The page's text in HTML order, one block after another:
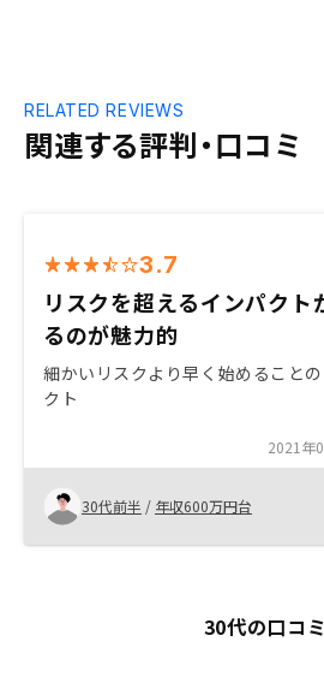
関連する評判・口コミ
RELATED REVIEWS
3.7
リスクを超えるインパクト
るのが魅力的
細かいリスクより早く始めること
クト
2021年
30代前半 / 年収600万円台
30代の口コ